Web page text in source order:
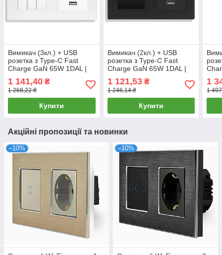
Вимикач (3кл.) + USB
розетка з Type-C Fast
Charge GaN 65W 1DAL |
FC65W.WT)
1 141,40 ₴
1 268,22 ₴
Купити
Вимикач (2кл.) + USB
розетка з Type-C Fast
Charge GaN 65W 1DAL |
FC65W.BL)
1 121,53₴
1 246,14 ₴
Купити
1
1
Акційні пропозиції та новинки
–10% –10%